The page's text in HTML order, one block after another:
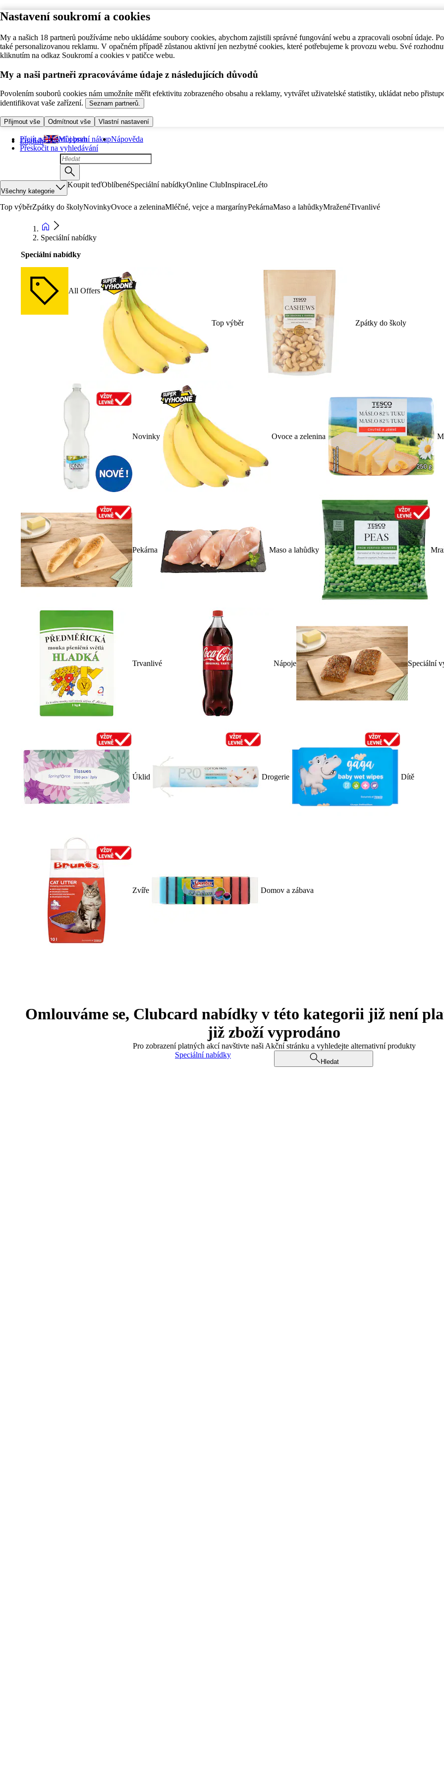
Nastavení soukromí a cookies
My a našich 18 partnerů používáme nebo ukládáme soubory cookies, abychom zajistili správné fungování webu a zpracovali osobní údaje.
také personalizovanou reklamu. V opačném případě zůstanou aktivní jen nezbytné cookies, které potřebujeme k provozu webu. Své
kliknutím na odkaz Soukromí a cookies v patičce webu.
My a naši partneři zpracováváme údaje z následujících důvodů
Povolením souborů cookies nám umožníte měřit efektivitu zobrazeného obsahu a reklamy, vytvářet uživatelské statistiky, ukládat nebo
identifikovat vaše zařízení.
Seznam partnerů.
Přijmout vše Odmítnout vše Vlastní nastavení
Přejít na hlavní obsah
Přeskočit na vyhledávání
English Můj první nákupNápověda
Všechny kategorie
Koupit teďOblíbenéSpeciální nabídkyOnline ClubInspiraceLéto
Top výběrZpátky do školyNovinkyOvoce a zeleninaMléčné, vejce a margarínyPekárnaMaso a lahůdkyMraženéTrvanlivé
Speciální nabídky
Speciální nabídky
All Offers
Top výběr Zpátky do školy
Novinky Ovoce a zelenina
Pekárna Maso a lahůdky
Trvanlivé Nápoje Speciální
Úklid Drogerie Dítě
Zvíře Domov a zábava
Omlouváme se, Clubcard nabídky v této kategorii již není
již zboží vyprodáno
Pro zobrazení platných akcí navštivte naši Akční stránku a vyhledejte alternativní produkty
Speciální nabídky
Hledat